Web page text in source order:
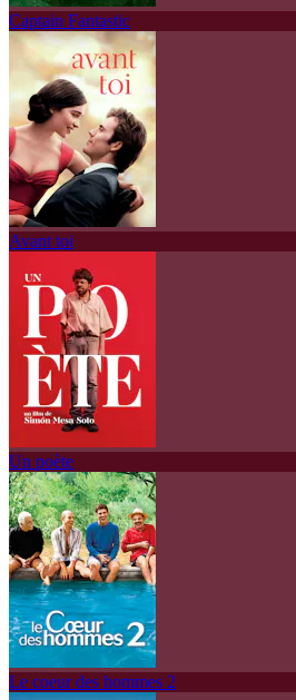
Captain Fantastic
Avant toi
Un poète
Le coeur des hommes 2